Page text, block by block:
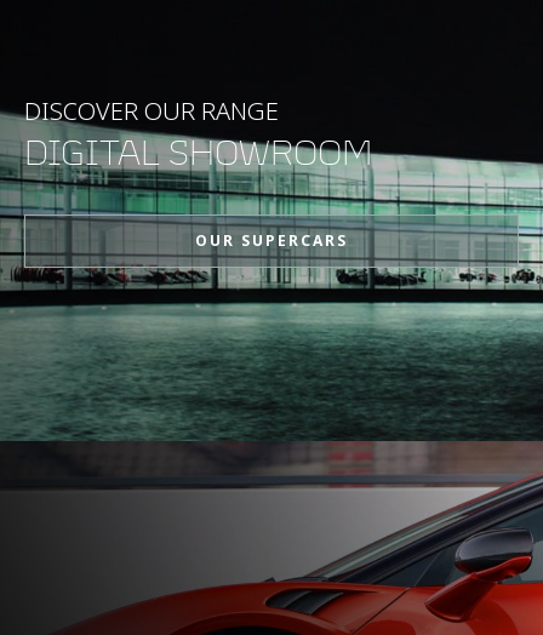
0-100kph (62mph) 3.2s
0-200kph (124mph) 9.6s
最大动力 570PS (562bhp)
峰值扭矩 600Nm (443lbft)
发动机排量 3,799cc
DISCOVER OUR RANGE
DIGITAL SHOWROOM
OUR SUPERCARS